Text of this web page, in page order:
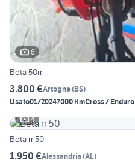
6
Beta 50rr
3.800 €Artogne(BS)
Usato01/20247000 KmCross / Enduro
4
Beta rr 50
1.950 €Alessandria (AL)